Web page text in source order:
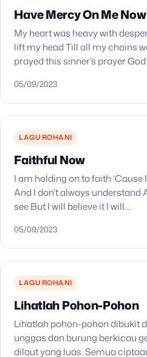
Have Mercy On Me Now
My heart was heavy with
lift my head Till all my chains
prayed this sinner’s prayer
05/09/2023
LAGU ROHANI
Faithful Now
I am holding on to faith ‘Cause
And I don’t always understand
see But I will believe it I will…
05/09/2023
LAGU ROHANI
Lihatlah Pohon-Pohon
Lihatlah pohon-pohon dibukit
unggas dan burung berkicau
dilaut yang luas. Semua